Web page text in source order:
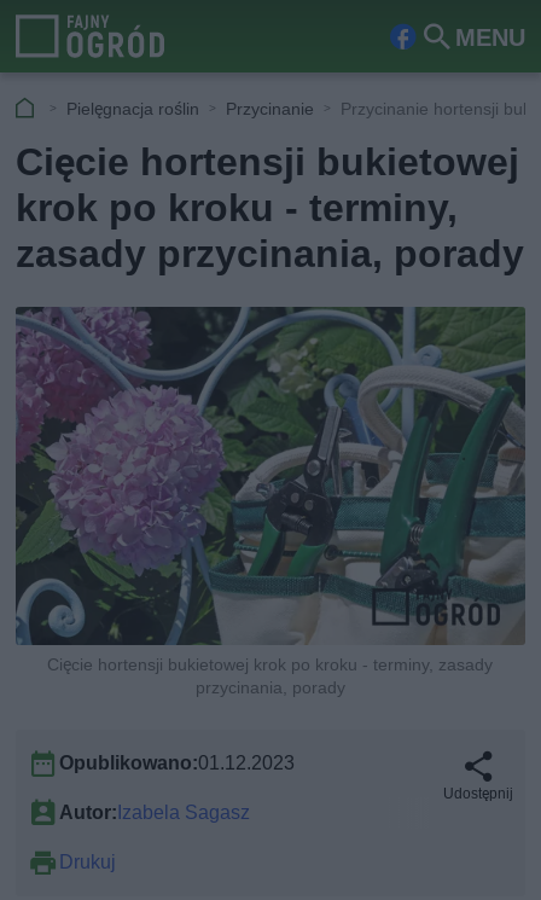
MENU
Fa
ook
Szu
kaj
Pielęgnacja roślin Przycinanie Przycinanie hortensji
Cięcie hortensji bukietowej
krok po kroku - terminy,
zasady przycinania, porady
Cięcie hortensji bukietowej krok po kroku - terminy, zasady
przycinania, porady
Opublikowano:01.12.2023
Autor:Izabela Sagasz
Drukuj
Udostępnij